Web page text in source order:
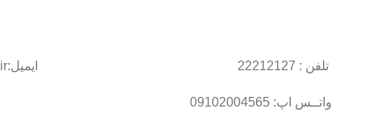
تلفن : 22212127
واتــس اپ: 09102004565
ایمیل:info@honymoon.ir